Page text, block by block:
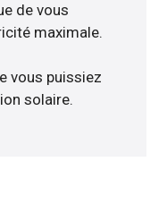
de vous
maximale.
vous puissiez
solaire.